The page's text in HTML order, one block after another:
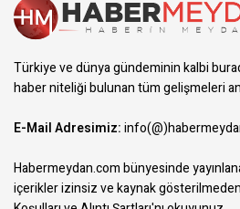
Türkiye ve dünya gündeminin kalbi
haber niteliği bulunan tüm gelişmeleri
E-Mail Adresimiz:
Habermeydan.com bünyesinde
içerikler izinsiz ve kaynak